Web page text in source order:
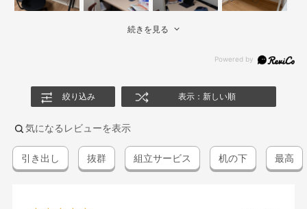
続きを見る
絞り込み 表示：新しい順
気になるレビューを表示
引き出し 抜群 組立サービス 机の下 最高